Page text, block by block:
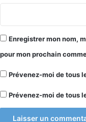
fasse pas
Pour le
– J’ai dû
– Dans
Enregistrer mon nom,
pour mon prochain
Prévenez-moi de tous
Prévenez-moi de tous